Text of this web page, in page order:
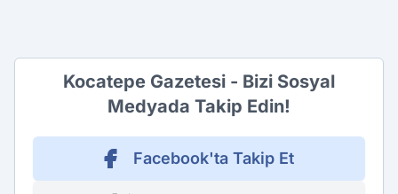
Kocatepe Gazetesi - Bizi Sosyal
Medyada Takip Edin!
Facebook'ta Takip Et